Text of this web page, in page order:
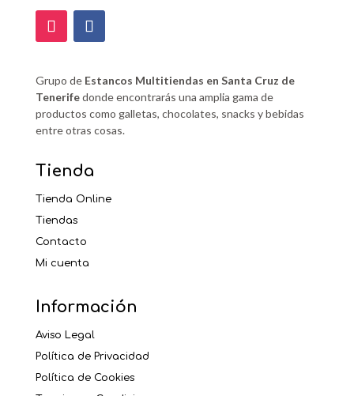
Grupo de Estancos Multitiendas en Santa Cruz de
Tenerifedonde encontrarás una amplia gama de
productos como galletas, chocolates, snacks y bebidas
entre otras cosas.
Tienda
Tienda Online
Tiendas
Contacto
Mi cuenta
Información
Aviso Legal
Política de Privacidad
Política de Cookies